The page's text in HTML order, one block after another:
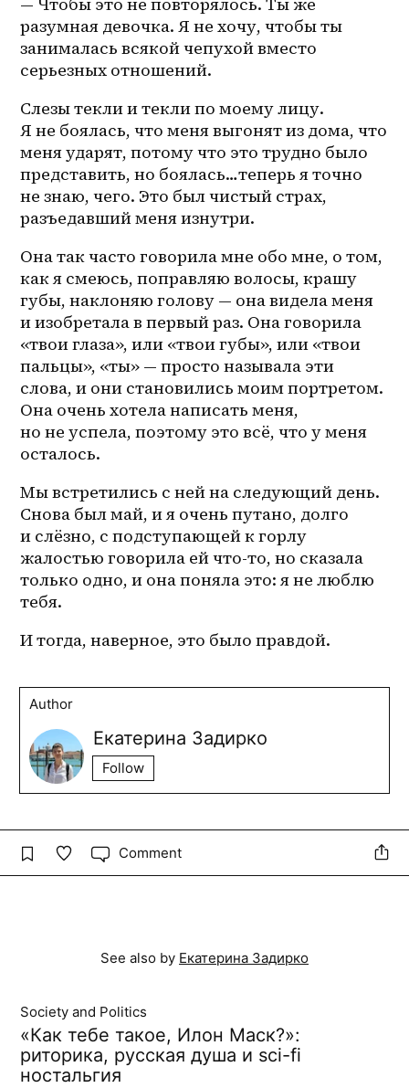
разумная девочка. Я не хочу, чтобы ты
занималась всякой чепухой вместо
серьезных отношений.
Слезы текли и текли по моему лицу.
Я не боялась, что меня выгонят из дома, что
меня ударят, потому что это трудно было
представить, но боялась…теперь я точно
не знаю, чего. Это был чистый страх,
разъедавший меня изнутри.
Она так часто говорила мне обо мне, о том,
как я смеюсь, поправляю волосы, крашу
губы, наклоняю голову — она видела меня
и изобретала в первый раз. Она говорила
«твои глаза», или «твои губы», или «твои
пальцы», «ты» — просто называла эти
слова, и они становились моим портретом.
Она очень хотела написать меня,
но не успела, поэтому это всё, что у меня
осталось.
Мы встретились с ней на следующий день.
Снова был май, и я очень путано, долго
и слёзно, с подступающей к горлу
жалостью говорила ей что-то, но сказала
только одно, и она поняла это: я не люблю
тебя.
И тогда, наверное, это было правдой.
Author
Екатерина Задирко
Follow
Comment
See also by Екатерина Задирко
Society and Politics
«Как тебе такое, Илон Маск?»:
риторика, русская душа и sci-fi
ностальгия